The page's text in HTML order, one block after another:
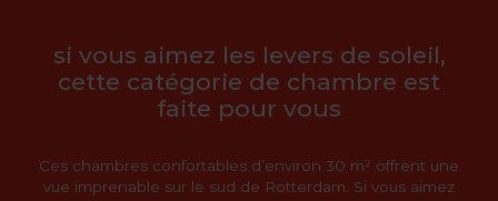
si vous aimez les levers de soleil,
cette catégorie de chambre est
faite pour vous
Ces chambres confortables d’environ 30 m² offrent une
vue imprenable sur le sud de Rotterdam. Si vous aimez